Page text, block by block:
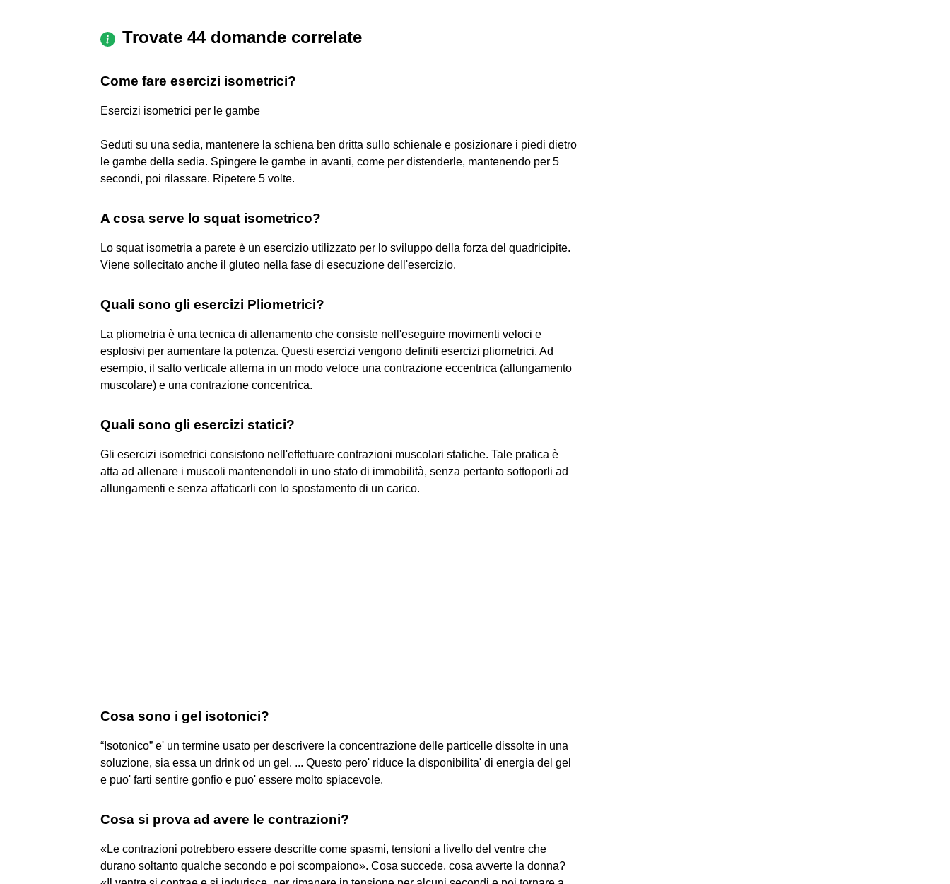
Trovate 44 domande correlate
Come fare esercizi isometrici?
Esercizi isometrici per le gambe
Seduti su una sedia, mantenere la schiena ben dritta sullo schienale e posizionare i piedi dietro
le gambe della sedia. Spingere le gambe in avanti, come per distenderle, mantenendo per 5
secondi, poi rilassare. Ripetere 5 volte.
A cosa serve lo squat isometrico?
Lo squat isometria a parete è un esercizio utilizzato per lo sviluppo della forza del quadricipite.
Viene sollecitato anche il gluteo nella fase di esecuzione dell'esercizio.
Quali sono gli esercizi Pliometrici?
La pliometria è una tecnica di allenamento che consiste nell'eseguire movimenti veloci e
esplosivi per aumentare la potenza. Questi esercizi vengono definiti esercizi pliometrici. Ad
esempio, il salto verticale alterna in un modo veloce una contrazione eccentrica (allungamento
muscolare) e una contrazione concentrica.
Quali sono gli esercizi statici?
Gli esercizi isometrici consistono nell'effettuare contrazioni muscolari statiche. Tale pratica è
atta ad allenare i muscoli mantenendoli in uno stato di immobilità, senza pertanto sottoporli ad
allungamenti e senza affaticarli con lo spostamento di un carico.
Cosa sono i gel isotonici?
“Isotonico” e' un termine usato per descrivere la concentrazione delle particelle dissolte in una
soluzione, sia essa un drink od un gel. ... Questo pero' riduce la disponibilita' di energia del gel
e puo' farti sentire gonfio e puo' essere molto spiacevole.
Cosa si prova ad avere le contrazioni?
«Le contrazioni potrebbero essere descritte come spasmi, tensioni a livello del ventre che
durano soltanto qualche secondo e poi scompaiono». Cosa succede, cosa avverte la donna?